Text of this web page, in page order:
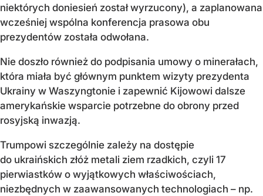
niektórych doniesień został wyrzucony), a zaplanowana
wcześniej wspólna konferencja prasowa obu
prezydentów została odwołana.
Nie doszło również do podpisania umowy o minerałach,
która miała być głównym punktem wizyty prezydenta
Ukrainy w Waszyngtonie i zapewnić Kijowowi dalsze
amerykańskie wsparcie potrzebne do obrony przed
rosyjską inwazją.
Trumpowi szczególnie zależy na dostępie
do ukraińskich złóż metali ziem rzadkich, czyli 17
pierwiastków o wyjątkowych właściwościach,
niezbędnych w zaawansowanych technologiach – np.